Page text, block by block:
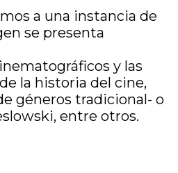
a una instancia de
se presenta
y las
la historia del cine,
géneros tradicional- o
entre otros.